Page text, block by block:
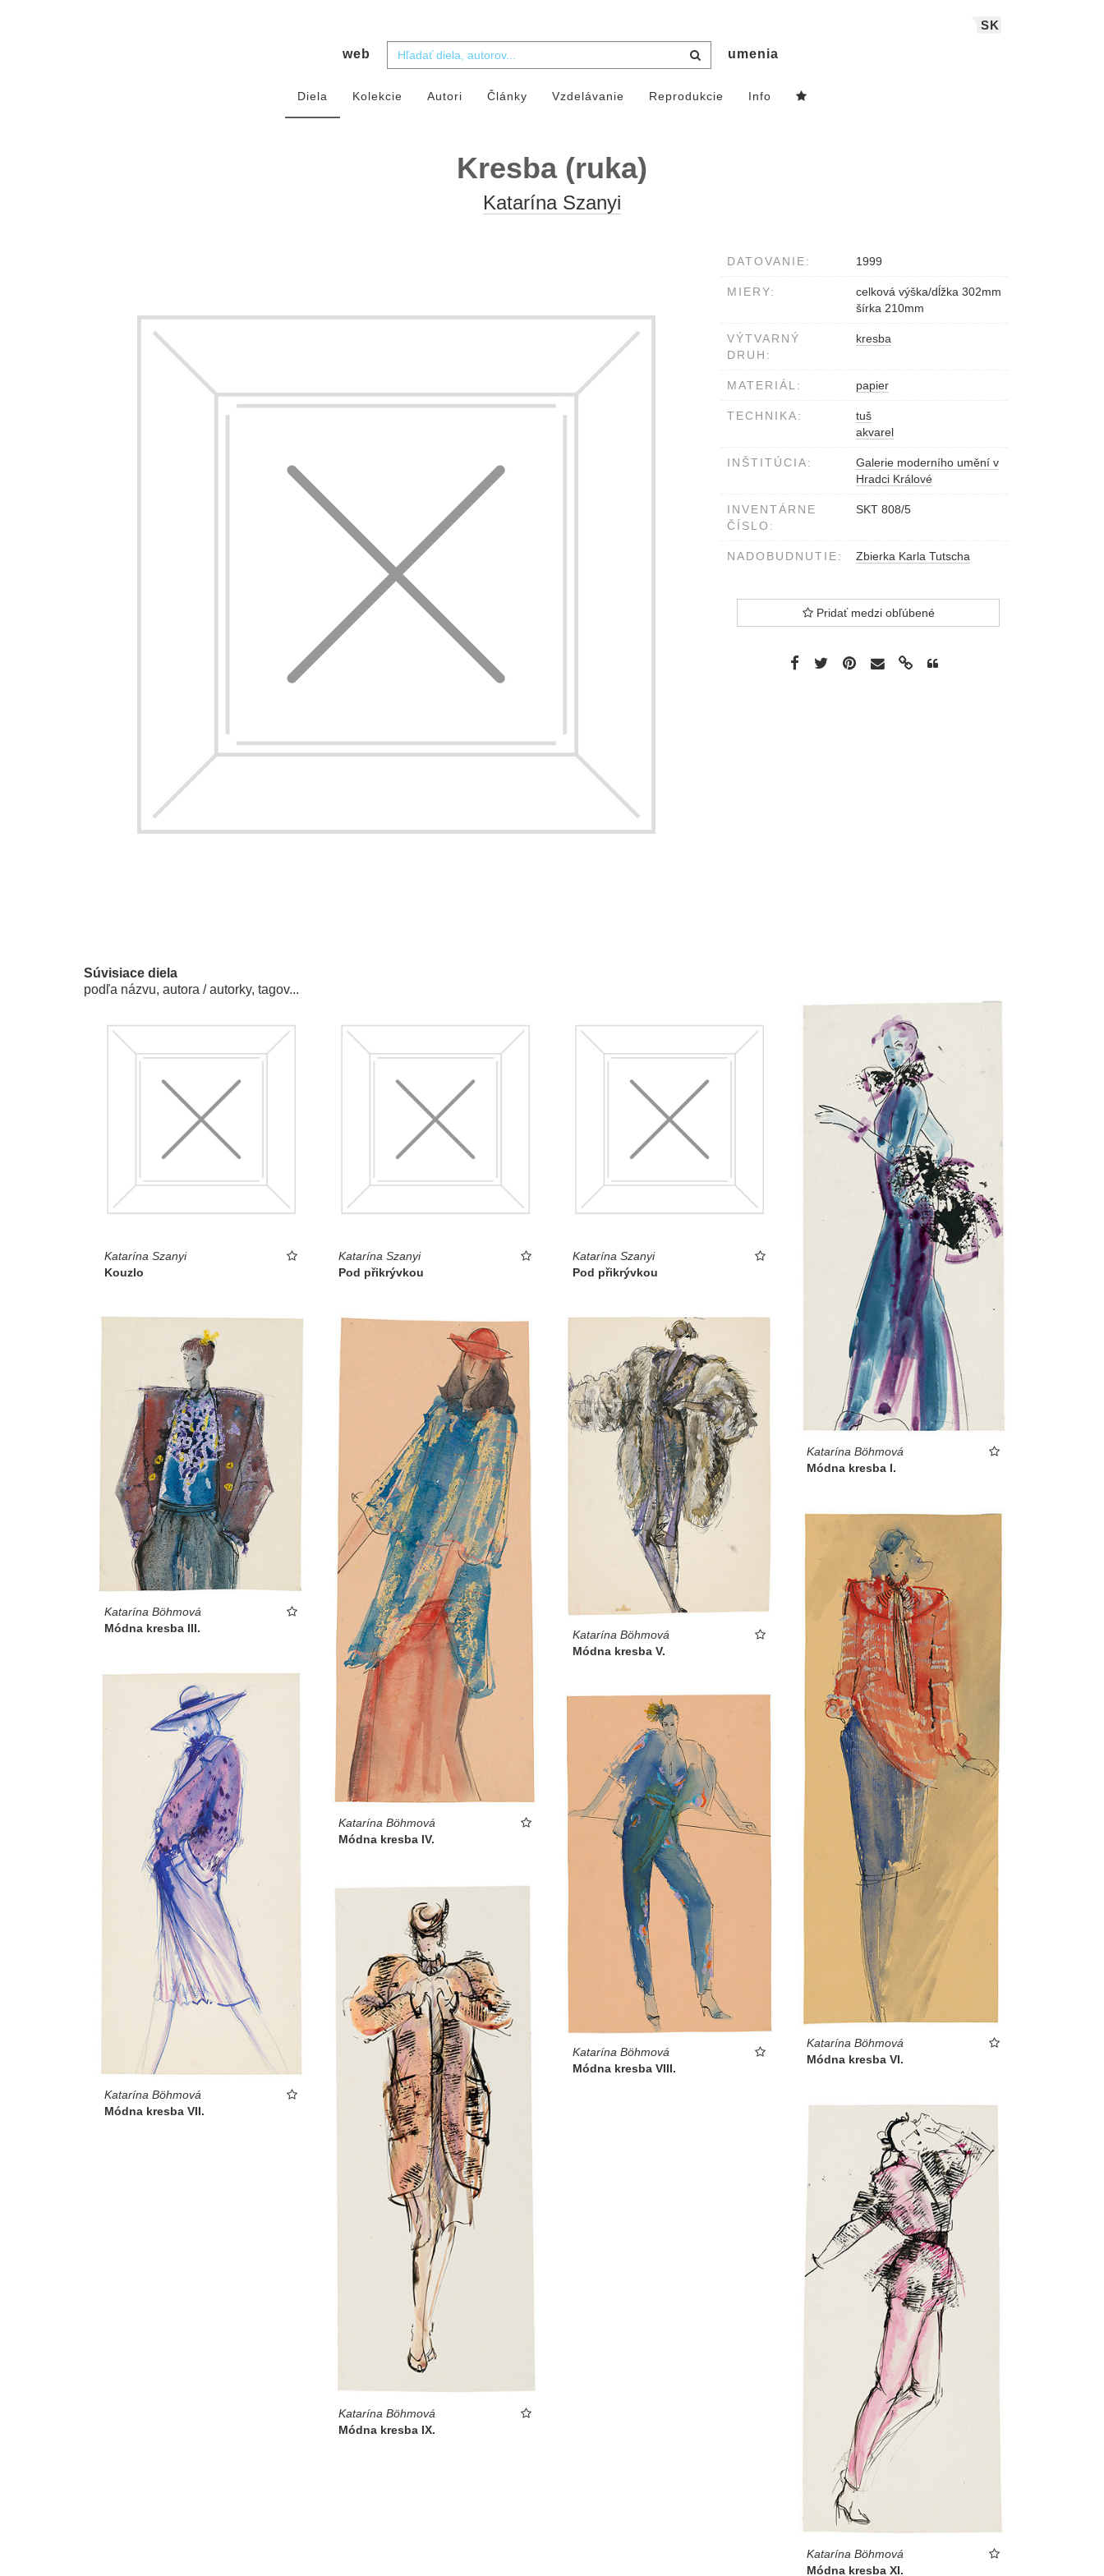
SK
web umenia
Diela Kolekcie Autori Články Vzdelávanie Reprodukcie Info
Kresba (ruka)
Katarína Szanyi
DATOVANIE: 1999
MIERY:
celková výška/dĺžka 302mm
šírka 210mm
VÝTVARNÝ
DRUH:
kresba
MATERIÁL: papier
TECHNIKA:
tuš
akvarel
INŠTITÚCIA:
Galerie moderního umění v
Hradci Králové
INVENTÁRNE
ČÍSLO:
SKT 808/5
NADOBUDNUTIE: Zbierka Karla Tutscha
Pridať medzi obľúbené
Súvisiace diela
podľa názvu, autora / autorky, tagov...
Katarína Szanyi
Kouzlo
Katarína Szanyi
Pod přikrývkou
Katarína Szanyi
Pod přikrývkou
Katarína Böhmová
Módna kresba I.
Katarína Böhmová
Módna kresba III.
Katarína Böhmová
Módna kresba IV.
Katarína Böhmová
Módna kresba V.
Katarína Böhmová
Módna kresba VI.
Katarína Böhmová
Módna kresba VII.
Katarína Böhmová
Módna kresba VIII.
Katarína Böhmová
Módna kresba IX.
Katarína Böhmová
Módna kresba XI.